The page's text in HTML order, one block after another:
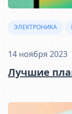
ЭЛЕКТРОНИКА
14 ноября 2023
Лучшие